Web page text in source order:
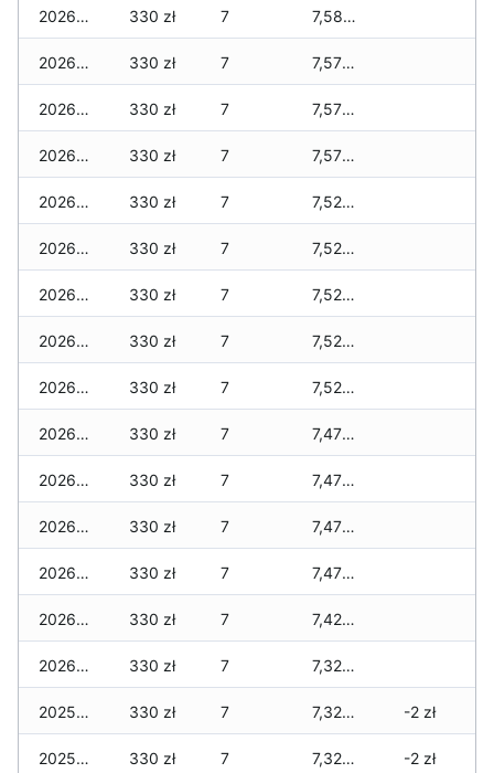
2026-01-16 330 zł 7 7,580 zł
2026-01-15 330 zł 7 7,570 zł
2026-01-14 330 zł 7 7,570 zł
2026-01-13 330 zł 7 7,570 zł
2026-01-12 330 zł 7 7,520 zł
2026-01-11 330 zł 7 7,520 zł
2026-01-09 330 zł 7 7,520 zł
2026-01-08 330 zł 7 7,520 zł
2026-01-07 330 zł 7 7,520 zł
2026-01-06 330 zł 7 7,470 zł
2026-01-05 330 zł 7 7,470 zł
2026-01-04 330 zł 7 7,470 zł
2026-01-03 330 zł 7 7,470 zł
2026-01-02 330 zł 7 7,420 zł
2026-01-01 330 zł 7 7,320 zł
2025-12-31 330 zł 7 7,320 zł -2 zł
2025-12-30 330 zł 7 7,320 zł -2 zł